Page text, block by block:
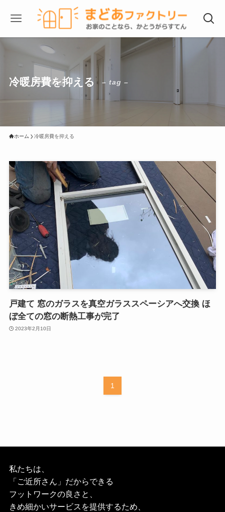
冷暖房費を抑える – tag –
ホーム 冷暖房費を抑える
戸建て 窓のガラスを真空ガラススペーシアへ交換 ほ
ぼ全ての窓の断熱工事が完了
2023年2月10日
1
私たちは、
「ご近所さん」だからできる
フットワークの良さと、
きめ細かいサービスを提供するため、